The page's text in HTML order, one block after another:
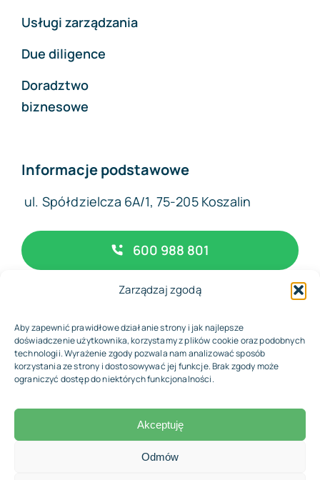
Zarządzaj zgodą
Aby zapewnić prawidłowe działanie strony i jak najlepsze
doświadczenie użytkownika, korzystamy z plików cookie oraz podobnych
technologii. Wyrażenie zgody pozwala nam analizować sposób
korzystania ze strony i dostosowywać jej funkcje. Brak zgody może
ograniczyć dostęp do niektórych funkcjonalności.
Akceptuję
Odmów
Usługi zarządzania
Due diligence
Doradztwo
biznesowe
Informacje podstawowe
ul. Spółdzielcza 6A/1, 75-205 Koszalin
600 988 801
biuro@complexfinance.pl
© 2026 • Biuro Rachunkowe Complex Finance
Wróć do góry